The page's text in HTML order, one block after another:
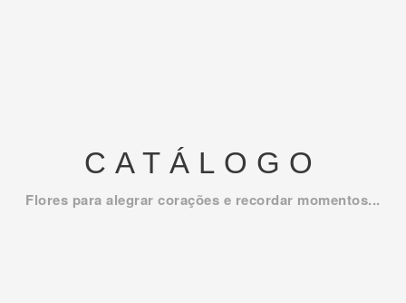
CATÁLOGO
Flores para alegrar corações e recordar momentos...